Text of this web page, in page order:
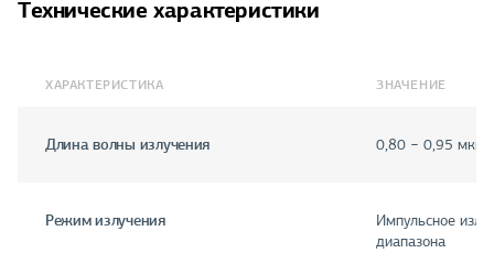
Технические характеристики
ХАРАКТЕРИСТИКА ЗНАЧЕНИЕ
Длина волны излучения 0,80 − 0,95 мкм
Режим излучения
Импульсное
диапазона